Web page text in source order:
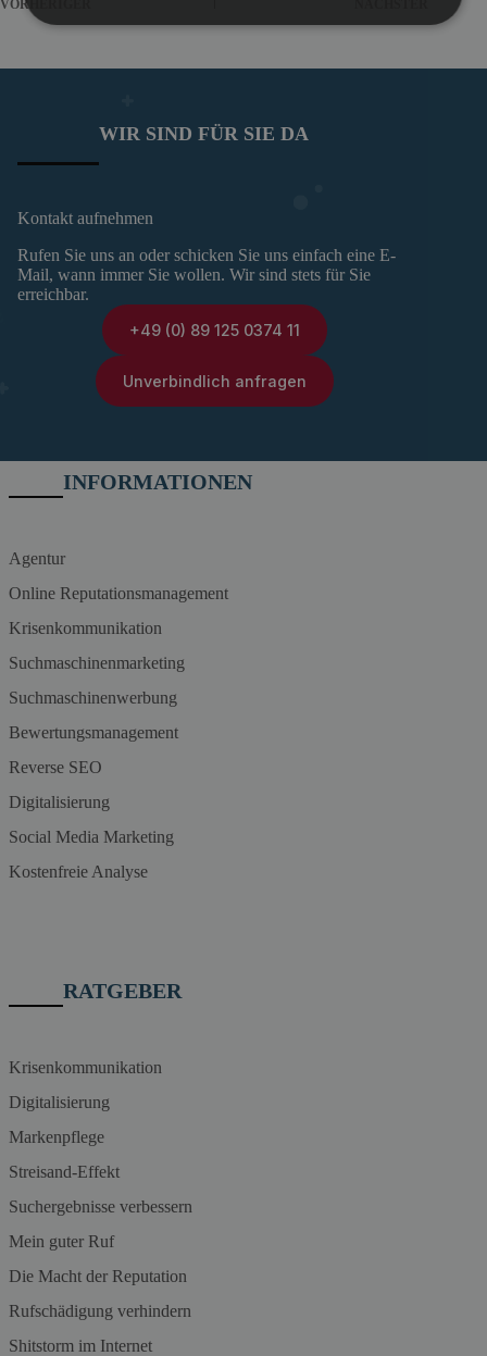
VORHERIGER
WIR SIND FÜR SIE DA
Kontakt aufnehmen
Rufen Sie uns an oder schicken Sie uns einfach eine E-
Mail, wann immer Sie wollen. Wir sind stets für Sie
erreichbar.
+49 (0) 89 125 0374 11
Unverbindlich anfragen
INFORMATIONEN
Agentur
Online Reputationsmanagement
Krisenkommunikation
Suchmaschinenmarketing
Suchmaschinenwerbung
Bewertungsmanagement
Reverse SEO
Digitalisierung
Social Media Marketing
Kostenfreie Analyse
RATGEBER
Krisenkommunikation
Digitalisierung
Markenpflege
Streisand-Effekt
Suchergebnisse verbessern
Mein guter Ruf
Die Macht der Reputation
Rufschädigung verhindern
Shitstorm im Internet